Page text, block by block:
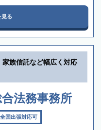
見る
家族信託など幅広く対応
法務事務所
全国出張対応可